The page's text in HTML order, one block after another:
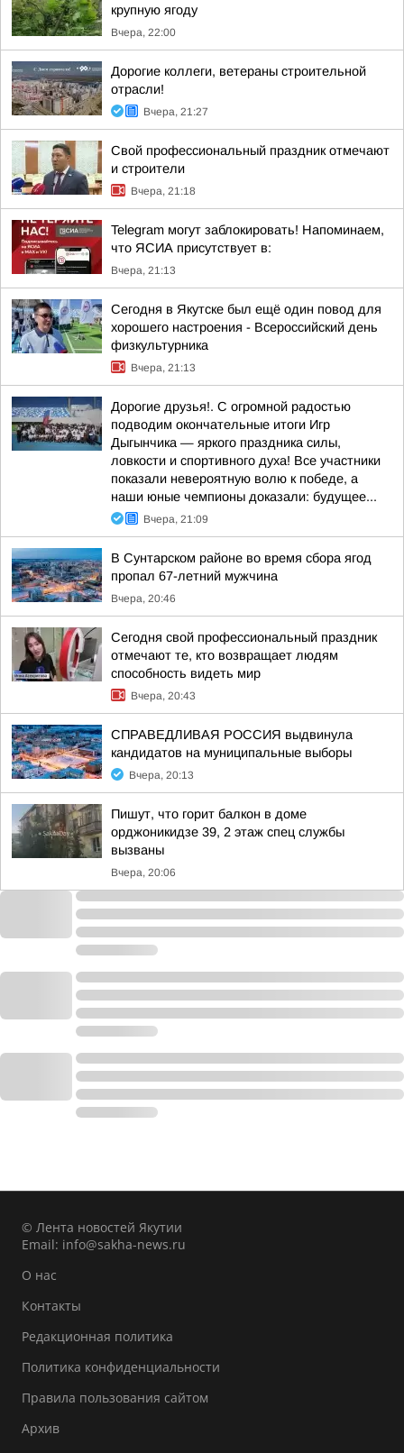
крупную ягоду
Вчера, 22:00
Дорогие коллеги, ветераны строительной
отрасли!
Вчера, 21:27
Свой профессиональный праздник отмечают
и строители
Вчера, 21:18
Telegram могут заблокировать! Напоминаем,
что ЯСИА присутствует в:
Вчера, 21:13
Сегодня в Якутске был ещё один повод для
хорошего настроения - Всероссийский день
физкультурника
Вчера, 21:13
Дорогие друзья!. С огромной радостью
подводим окончательные итоги Игр
Дыгынчика — яркого праздника силы,
ловкости и спортивного духа! Все участники
показали невероятную волю к победе, а
наши юные чемпионы доказали: будущее...
Вчера, 21:09
В Сунтарском районе во время сбора ягод
пропал 67-летний мужчина
Вчера, 20:46
Сегодня свой профессиональный праздник
отмечают те, кто возвращает людям
способность видеть мир
Вчера, 20:43
СПРАВЕДЛИВАЯ РОССИЯ выдвинула
кандидатов на муниципальные выборы
Вчера, 20:13
Пишут, что горит балкон в доме
орджоникидзе 39, 2 этаж спец службы
вызваны
Вчера, 20:06
© Лента новостей Якутии
Email: info@sakha-news.ru
О нас
Контакты
Редакционная политика
Политика конфиденциальности
Правила пользования сайтом
Архив